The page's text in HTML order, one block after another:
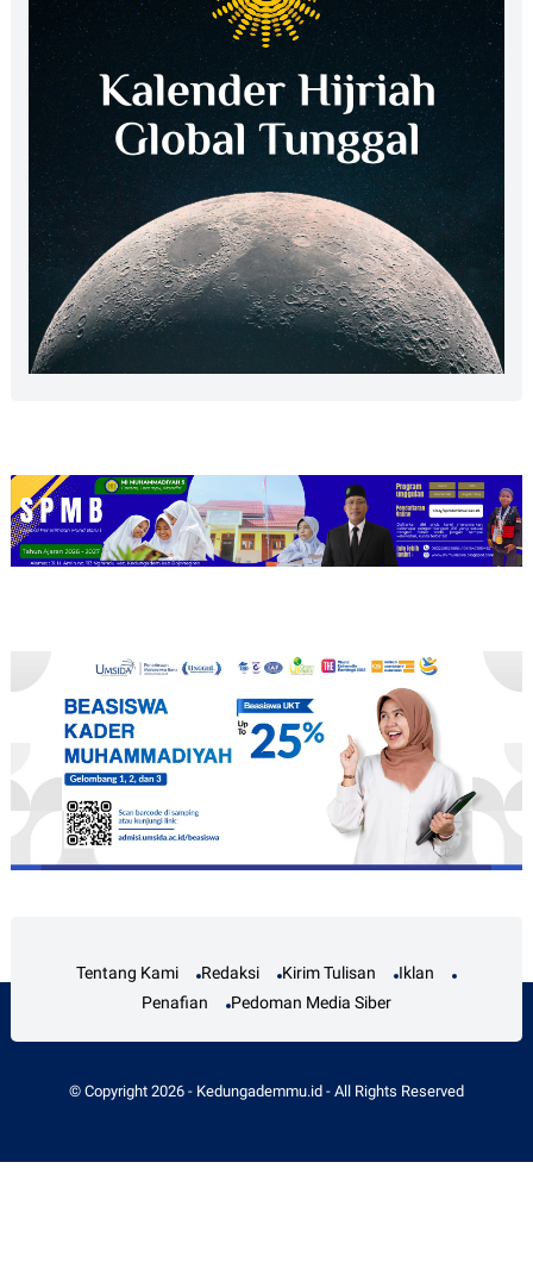
Tentang Kami Redaksi Kirim Tulisan
Iklan
Penafian
Pedoman Media Siber
© Copyright 2026- Kedungademmu.id- All Rights Reserved